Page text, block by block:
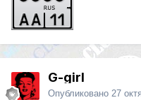
G-girl
Опубликовано 27